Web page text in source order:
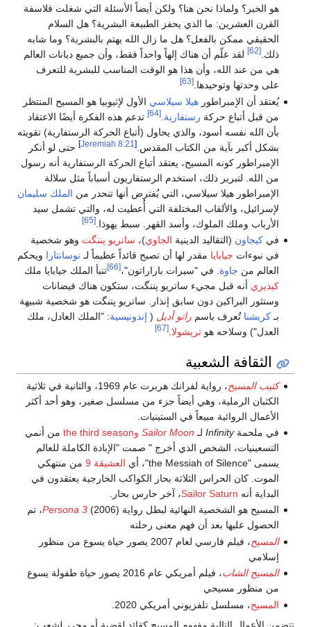
هو الخير؟ ولماذا نحن هنا؟ ولكن أيضاً الأسئلة التي شغلت فلاسفة
القرن العشرين: ما الذي يحفز الطبيعة البشرية؟ هل السلام
الحقيقي ممكن بالفعل؟ هل ما زال الله يهتم بالبشرية؟ وما شابه
ذلك.[62]
لقد علّم أن هناك إلهاً واحداً فقط، وأن جميع ديانات العالم
هي من عند الله، وأن هذا هو الوقت المناسب للبشرية للتعرف
على وحدتها وتوحيدها.[63]
يُعتقد أن الإمبراطورهيلا سيلاسي الأول لإثيوبيا هو المسيح المنتظر
من قبل أتباع حركة رستفارية .
[64]
تدعم هذه الفكرة أيضًا الاعتقاد
بأن الله نفسه أسود، والذي يحاول (أتباع الحركة الرستفارية) تقويته
بشكل أكبر بآية من الكتاب المقدس.[
Jeremiah 8:21
] حتى لو أنكر
الإمبراطور كونه المسيح، يعتقد أتباع الحركة الرستفارية أنه رسول
من الله. لتبرير ذلك، استخدم الرستفاريون أسباباً مثل سلالة
الإمبراطور هيلا سيلاسي، التي يُفترض أنها تنحدر من الملك سليمان
لإسرائيل، والألقاب المختلفة التي أُعطيت له، والتي تشمل سيد
الأرباب وملك الملوك، وأسد القهر. سبط يهوذا.[65]
فيكيجاون (التقاليد الدينية الجاوي)، ساتريو پننگت وهو شخصية
في نبوءات جيابايا مقدر لها أن تصبح قائداً عظيماً لـ نوسانتارا ويحكم
العالم من جاوة. في "سيرات باراراتون"،[66]
تنبأ الملك جيابايا ملك
كيديري أنه قبل مجيء ساتريو پننگت، ستكون هناك فيضانات
وستثور البراكين دون سابق إنذار. ساتريو پننگت هو شخصية شبيهة
بـكريشنا تُعرف باسمراتو أديل ( إندونيسية: "الملك العادل، ملك
العدل") وسلاحه هوتريشولا.
[67]
الثقافة الشعبية
كثيب المسيح
، رواية لفرانك هربرت عام 1969، والثانية في ثلاثية
الكثبان الرملية، وهي أيضاً جزء من مسلسل صغير، وهو أحد أكثر
الأعمال الروائية مبيعاً في الستينيات.
في ملحمةInfinity لـ Sailor Moon وthe third season
من أنمي
التسعينيات، الشخص الذي أخرج " صمت "الإبادة الكاملة للعالم
يسمى "the Messiah of Silence"، أي
العشيقة 9
من منتهكي
الموت. كان الحراس الثلاثة بحار الكواكب الخارجية يعتقدون في
البداية أنه Sailor Saturn، آخر حارس بحار.
المسيح هو الشخصية النهائية لبطل رواية
Persona 3(2006)، تم
الحصول عليها بعد أن فهم معنى رحلته
المسيح
، فيلم فارسي لعام 2007 يصور حياة يسوع من منظور
إسلامي
المسيح الشاب
، فيلم أمريكي عام 2016 يصور حياة طفولة يسوع
من منظور مسيحي
المسيح، مسلسل تلفزيوني أمريكي 2020.
تتضمن الأعمال التالية مفهوم المسيح كقائد لقضية أو محرر لشعب: